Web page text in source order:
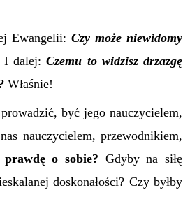
Ewangelii: Czy może niewidomy
I dalej:Czemu to widzisz drzazgę
Właśnie!
być jego nauczycielem,
nauczycielem, przewodnikiem,
o sobie? Gdyby na siłę
doskonałości? Czy byłby